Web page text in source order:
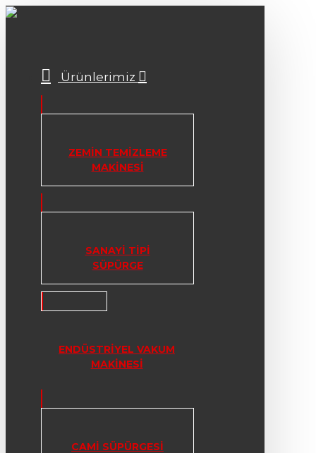
Ürünlerimiz
ZEMIN TEMIZLEME
MAKINESI
SANAYI TIPI
SÜPÜRGE
ENDÜSTRIYEL VAKUM
MAKINESI
CAMI SÜPÜRGESI